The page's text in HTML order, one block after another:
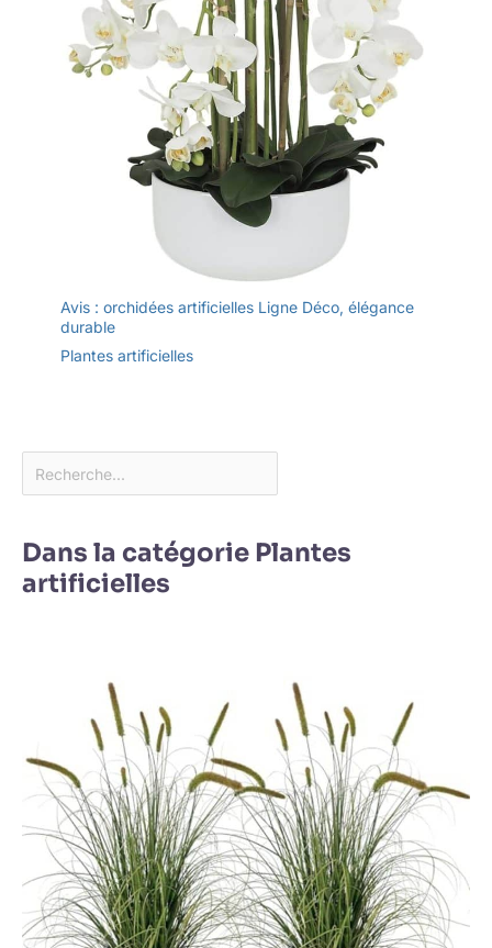
Avis : orchidées artificielles Ligne Déco, élégance
durable
Plantes artificielles
Dans la catégorie Plantes
artificielles